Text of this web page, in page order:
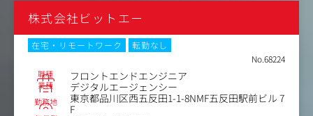
株式会社ビットエー
在宅・リモートワーク
転勤なし
No.68224
職種 フロントエンドエンジニア
業種 デジタルエージェンシー
勤務地
東京都品川区西五反田1-1-8NMF五反田駅前ビル 7
F